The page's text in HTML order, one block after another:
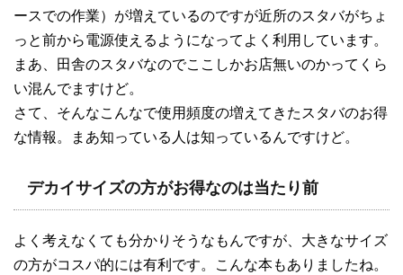
ースでの作業）が増えているのですが近所のスタバがちょ
っと前から電源使えるようになってよく利用しています。
まあ、田舎のスタバなのでここしかお店無いのかってくら
い混んでますけど。
さて、そんなこんなで使用頻度の増えてきたスタバのお得
な情報。まあ知っている人は知っているんですけど。
デカイサイズの方がお得なのは当たり前
よく考えなくても分かりそうなもんですが、大きなサイズ
の方がコスパ的には有利です。こんな本もありましたね。